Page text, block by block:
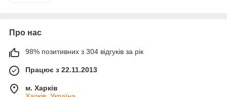
Про нас
98% позитивних з 304 відгуків за рік
Працює з 22.11.2013
м. Харків